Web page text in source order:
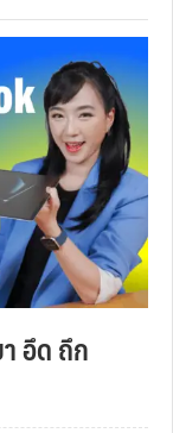
อึด ถึก